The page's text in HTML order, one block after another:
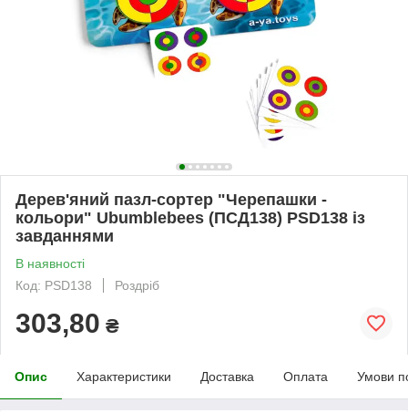
Дерев'яний пазл-сортер "Черепашки -
кольори" Ubumblebees (ПСД138) PSD138 із
завданнями
В наявності
Код: PSD138
Роздріб
303,80 ₴
Опис Характеристики Доставка Оплата Умови